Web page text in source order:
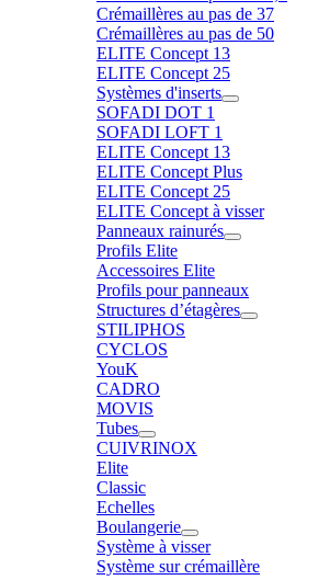
Crémaillères au pas de 37
Crémaillères au pas de 50
ELITE Concept 13
ELITE Concept 25
Systèmes d'inserts
SOFADI DOT 1
SOFADI LOFT 1
ELITE Concept 13
ELITE Concept Plus
ELITE Concept 25
ELITE Concept à visser
Panneaux rainurés
Profils Elite
Accessoires Elite
Profils pour panneaux
Structures d’étagères
STILIPHOS
CYCLOS
YouK
CADRO
MOVIS
Tubes
CUIVRINOX
Elite
Classic
Echelles
Boulangerie
Système à visser
Système sur crémaillère